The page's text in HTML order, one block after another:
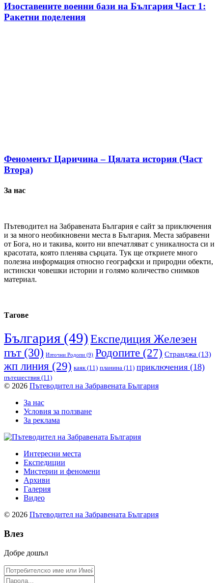
Изоставените военни бази на България Част 1:
Ракетни поделения
Феноменът Царичина – Цялата история (Част
Втора)
За нас
Пътеводител на Забравената България е сайт за приключения
и за много необикновени места в България. Места забравени
от Бога, но и такива, които ни впечатляват с уникалноста си и
красотата, която пленява сърцата. Тук ще откриете много
полезна информация относно географски и природни обекти,
истински човешки истории и голямо количество снимков
материал.
Тагове
България (49)Експедиция Железен
път(30) Източни Родопи (9) Родопите (27) Странджа (13)
жп линия (29) каяк(11) планина (11) приключения (18)
пътешествия (11)
© 2026 Пътеводител на Забравената България
За нас
Условия за ползване
За реклама
Интересни места
Експедиции
Мистерии и феномени
Архиви
Галерия
Видео
© 2026 Пътеводител на Забравената България
Влез
Добре дошъл